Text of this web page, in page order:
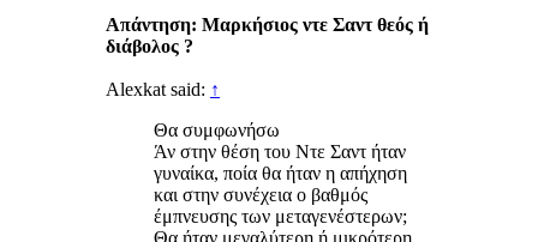
Απάντηση: Mαρκήσιος ντε Σαντ θεός ή
διάβολος ?
Alexkat said: ↑
Θα συμφωνήσω
Άν στην θέση του Ντε Σαντ ήταν
γυναίκα, ποία θα ήταν η απήχηση
και στην συνέχεια ο βαθμός
έμπνευσης των μεταγενέστερων;
Θα ήταν μεγαλύτερη ή μικρότερη